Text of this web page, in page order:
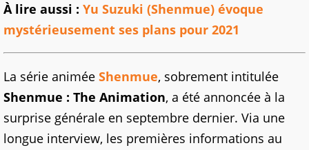
À lire aussi : Yu Suzuki (Shenmue) évoque
mystérieusement ses plans pour 2021
La série animée Shenmue, sobrement intitulée
Shenmue : The Animation, a été annoncée à la
surprise générale en septembre dernier. Via une
longue interview, les premières informations au